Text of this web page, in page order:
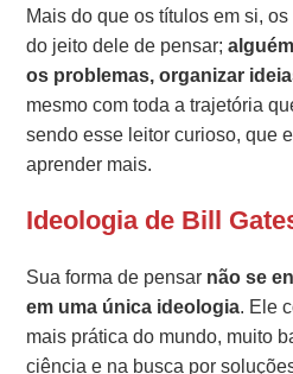
Mais do que os títulos em si,
do jeito dele de pensar;
os problemas, organizar
mesmo com toda a trajetória
sendo esse leitor curioso, que
aprender mais.
Ideologia de Bill
Sua forma de pensar não se
em uma única ideologia. Ele
mais prática do mundo, muito
ciência e na busca por